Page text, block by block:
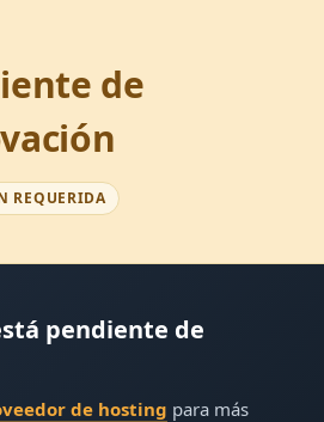
de
REQUERIDA
pendiente de
de hosting para más